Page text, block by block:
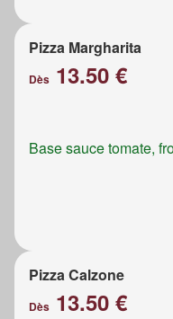
Pizza Margharita
Dès 13.50 €
Base sauce tomate,
Pizza Calzone
Dès 13.50 €